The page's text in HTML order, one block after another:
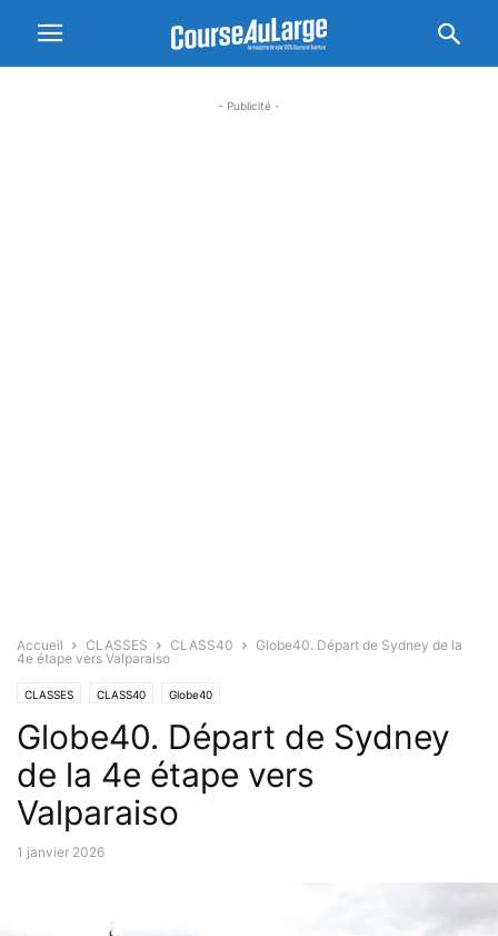
- Publicité -
Accueil CLASSES CLASS40
Globe40. Départ de Sydney de la
4e étape vers Valparaiso
CLASSES CLASS40 Globe40
Globe40. Départ de Sydney
de la 4e étape vers
Valparaiso
1 janvier 2026